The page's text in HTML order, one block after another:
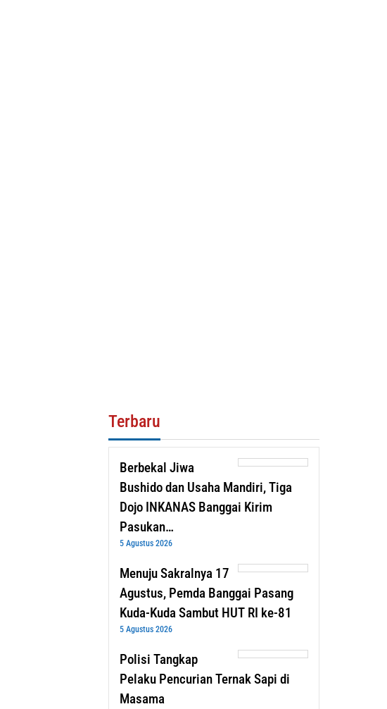
Terbaru
Berbekal Jiwa
Bushido dan Usaha Mandiri, Tiga
Dojo INKANAS Banggai Kirim
Pasukan…
5 Agustus 2026
Menuju Sakralnya 17
Agustus, Pemda Banggai Pasang
Kuda-Kuda Sambut HUT RI ke-81
5 Agustus 2026
Polisi Tangkap
Pelaku Pencurian Ternak Sapi di
Masama